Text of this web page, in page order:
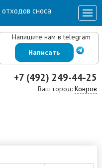
Напишите нам в telegram
Написать
+7 (492) 249-44-25
Ваш город: Ковров
сноса